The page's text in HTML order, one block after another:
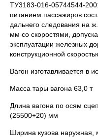
ТУ3183-016-05744544-
питанием пассажиров
дальнего следования на
мм со скоростями,
эксплуатации железных
конструкционной
Вагон изготавливается в
Масса тары вагона 63,0 т
Длина вагона по осям
(25500+20) мм
Ширина кузова